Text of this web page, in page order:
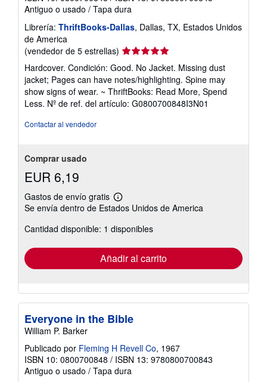
Antiguo o usado / Tapa dura
Librería: ThriftBooks-Dallas, Dallas, TX, Estados Unidos
de America
(vendedor de 5 estrellas) Calificación
del
vendedor:
5
de
5
Hardcover. Condición: Good. No Jacket. Missing dust
jacket; Pages can have notes/highlighting. Spine may
show signs of wear. ~ ThriftBooks: Read More, Spend
Less. Nº de ref. del artículo: G0800700848I3N01
Contactar al vendedor
Comprar usado
EUR 6,19
Gastos de envío gratis
Más
información
las
tarifas
envío
Se envía dentro de Estados Unidos de America
Cantidad disponible: 1 disponibles
Añadir al carrito
Everyone in the Bible
William P. Barker
Publicado por Fleming H Revell Co, 1967
ISBN 10: 0800700848 / ISBN 13: 9780800700843
Antiguo o usado / Tapa dura